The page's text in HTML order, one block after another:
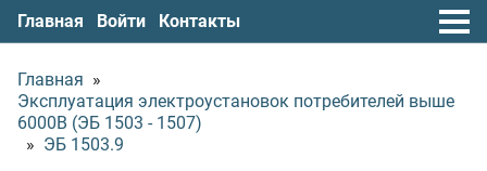
Главная Войти Контакты
Главная »
Эксплуатация электроустановок потребителей выше
6000В (ЭБ 1503 - 1507)
» ЭБ 1503.9